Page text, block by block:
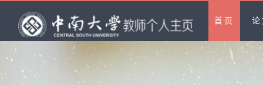
首页